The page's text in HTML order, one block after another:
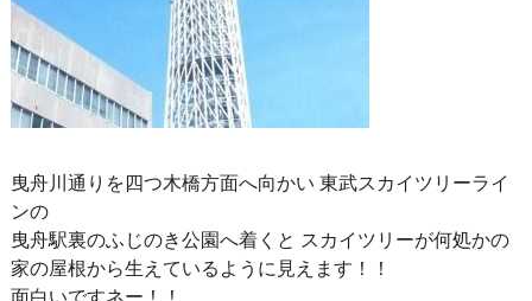
曳舟川通りを四つ木橋方面へ向かい 東武スカイツリーライ
ンの
曳舟駅裏のふじのき公園へ着くと スカイツリーが何処かの
家の屋根から生えているように見えます！！
面白いですネー！！